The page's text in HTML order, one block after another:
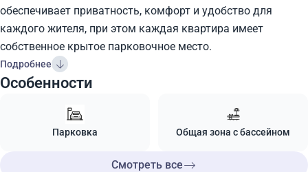
обеспечивает приватность, комфорт и удобство для
каждого жителя, при этом каждая квартира имеет
собственное крытое парковочное место.
Подробнее
Особенности
Парковка Общая зона с бассейном
Смотреть все